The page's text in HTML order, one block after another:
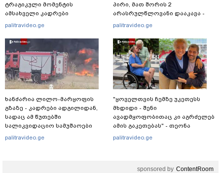
ტრაგიკული მომენტის
ამსახველი კადრები
ტაილანდიდან მედიაში
palitravideo.ge
ხანძარია ლილო-მარყოფის
გზაზე - კადრები ადგილიდან,
სადაც ამ წუთებში
სალიკვიდაციო სამუშაოები
მიმდინარეობს
palitravideo.ge
პირი, მათ შორის 2
არასრულწლოვანი დააკავა -
შსს ინფორმაციას ავრცელებს
palitravideo.ge
"ყოველთვის ჩემზე უკეთესს
მხდიდი - შენი
ავადმყოფობითაც კი აგრძელებ
ამის გაკეთებას" - თეონა
კონტრიძე მეუღლეს ემოციურ
palitravideo.ge
sponsored by ContentRoom